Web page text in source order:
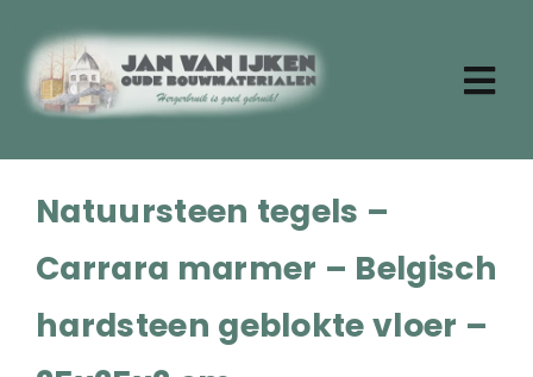
naar
inhoud
Home
Over ons
Stenen
Natuursteen tegels –
Carrara marmer – Belgisch
hardsteen geblokte vloer –